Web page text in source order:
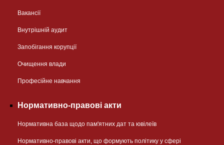
Вакансії
Внутрішній аудит
Запобігання корупції
Очищення влади
Професійне навчання
Нормативно-правові акти
Нормативна база щодо пам'ятних дат та ювілеїв
Нормативно-правові акти, що формують політику у сфері